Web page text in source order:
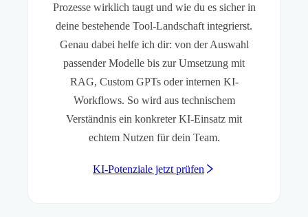
Prozesse wirklich taugt und wie du es sicher in
deine bestehende Tool-Landschaft integrierst.
Genau dabei helfe ich dir: von der Auswahl
passender Modelle bis zur Umsetzung mit
RAG, Custom GPTs oder internen KI-
Workflows. So wird aus technischem
Verständnis ein konkreter KI-Einsatz mit
echtem Nutzen für dein Team.
KI-Potenziale jetzt prüfen